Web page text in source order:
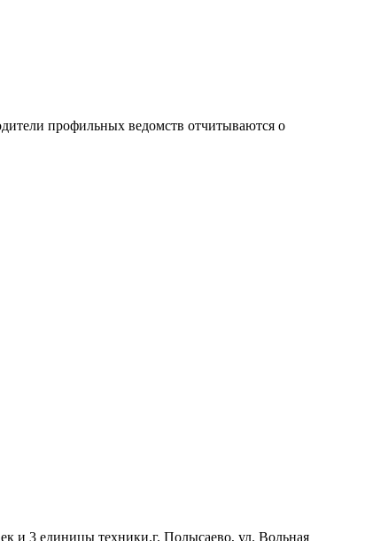
профильных ведомств отчитываются о
и 3 единицы техники.г. Полысаево, ул. Вольная